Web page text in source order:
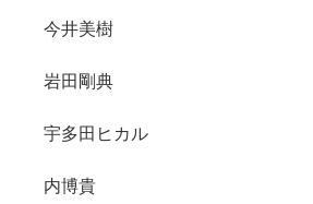
今井美樹
岩田剛典
宇多田ヒカル
内博貴